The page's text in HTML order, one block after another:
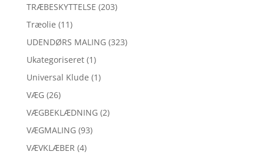
TRÆBESKYTTELSE (203)
Træolie (11)
UDENDØRS MALING (323)
Ukategoriseret (1)
Universal Klude (1)
VÆG (26)
VÆGBEKLÆDNING (2)
VÆGMALING (93)
VÆVKLÆBER (4)